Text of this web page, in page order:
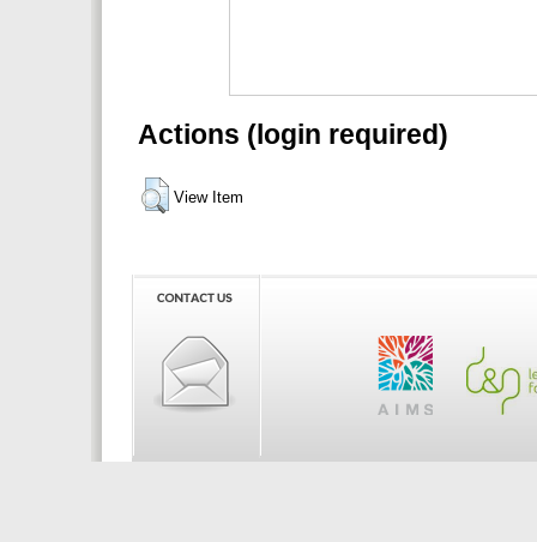
Actions (login required)
View Item